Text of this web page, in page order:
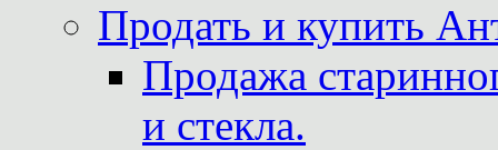
Продать и купить
Продажа
и стекла.